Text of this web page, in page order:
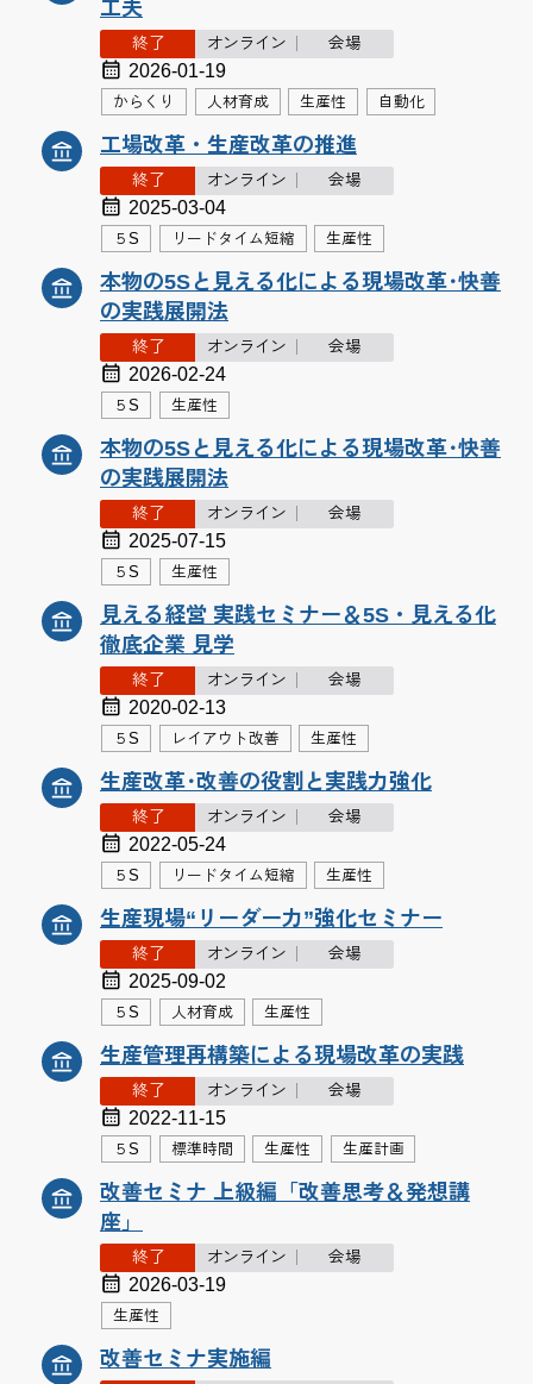
工夫
終了 オンライン 会場
2026-01-19
からくり 人材育成 生産性 自動化
工場改革・生産改革の推進
終了 オンライン 会場
2025-03-04
５S リードタイム短縮 生産性
本物の5Sと見える化による現場改革･快善
の実践展開法
終了 オンライン 会場
2026-02-24
５S 生産性
本物の5Sと見える化による現場改革･快善
の実践展開法
終了 オンライン 会場
2025-07-15
５S 生産性
見える経営 実践セミナー＆5S・見える化
徹底企業 見学
終了 オンライン 会場
2020-02-13
５S レイアウト改善 生産性
生産改革･改善の役割と実践力強化
終了 オンライン 会場
2022-05-24
５S リードタイム短縮 生産性
生産現場“リーダー力”強化セミナー
終了 オンライン 会場
2025-09-02
５S 人材育成 生産性
生産管理再構築による現場改革の実践
終了 オンライン 会場
2022-11-15
５S 標準時間 生産性 生産計画
改善セミナ 上級編「改善思考＆発想講
座」
終了 オンライン 会場
2026-03-19
生産性
改善セミナ実施編